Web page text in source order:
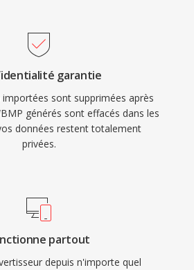
garantie
importées sont supprimées après
générés sont effacés dans les
données restent totalement
privées.
partout
depuis n'importe quel